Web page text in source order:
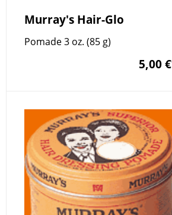
Murray's Hair-Glo
Pomade 3 oz. (85 g)
5,00 €